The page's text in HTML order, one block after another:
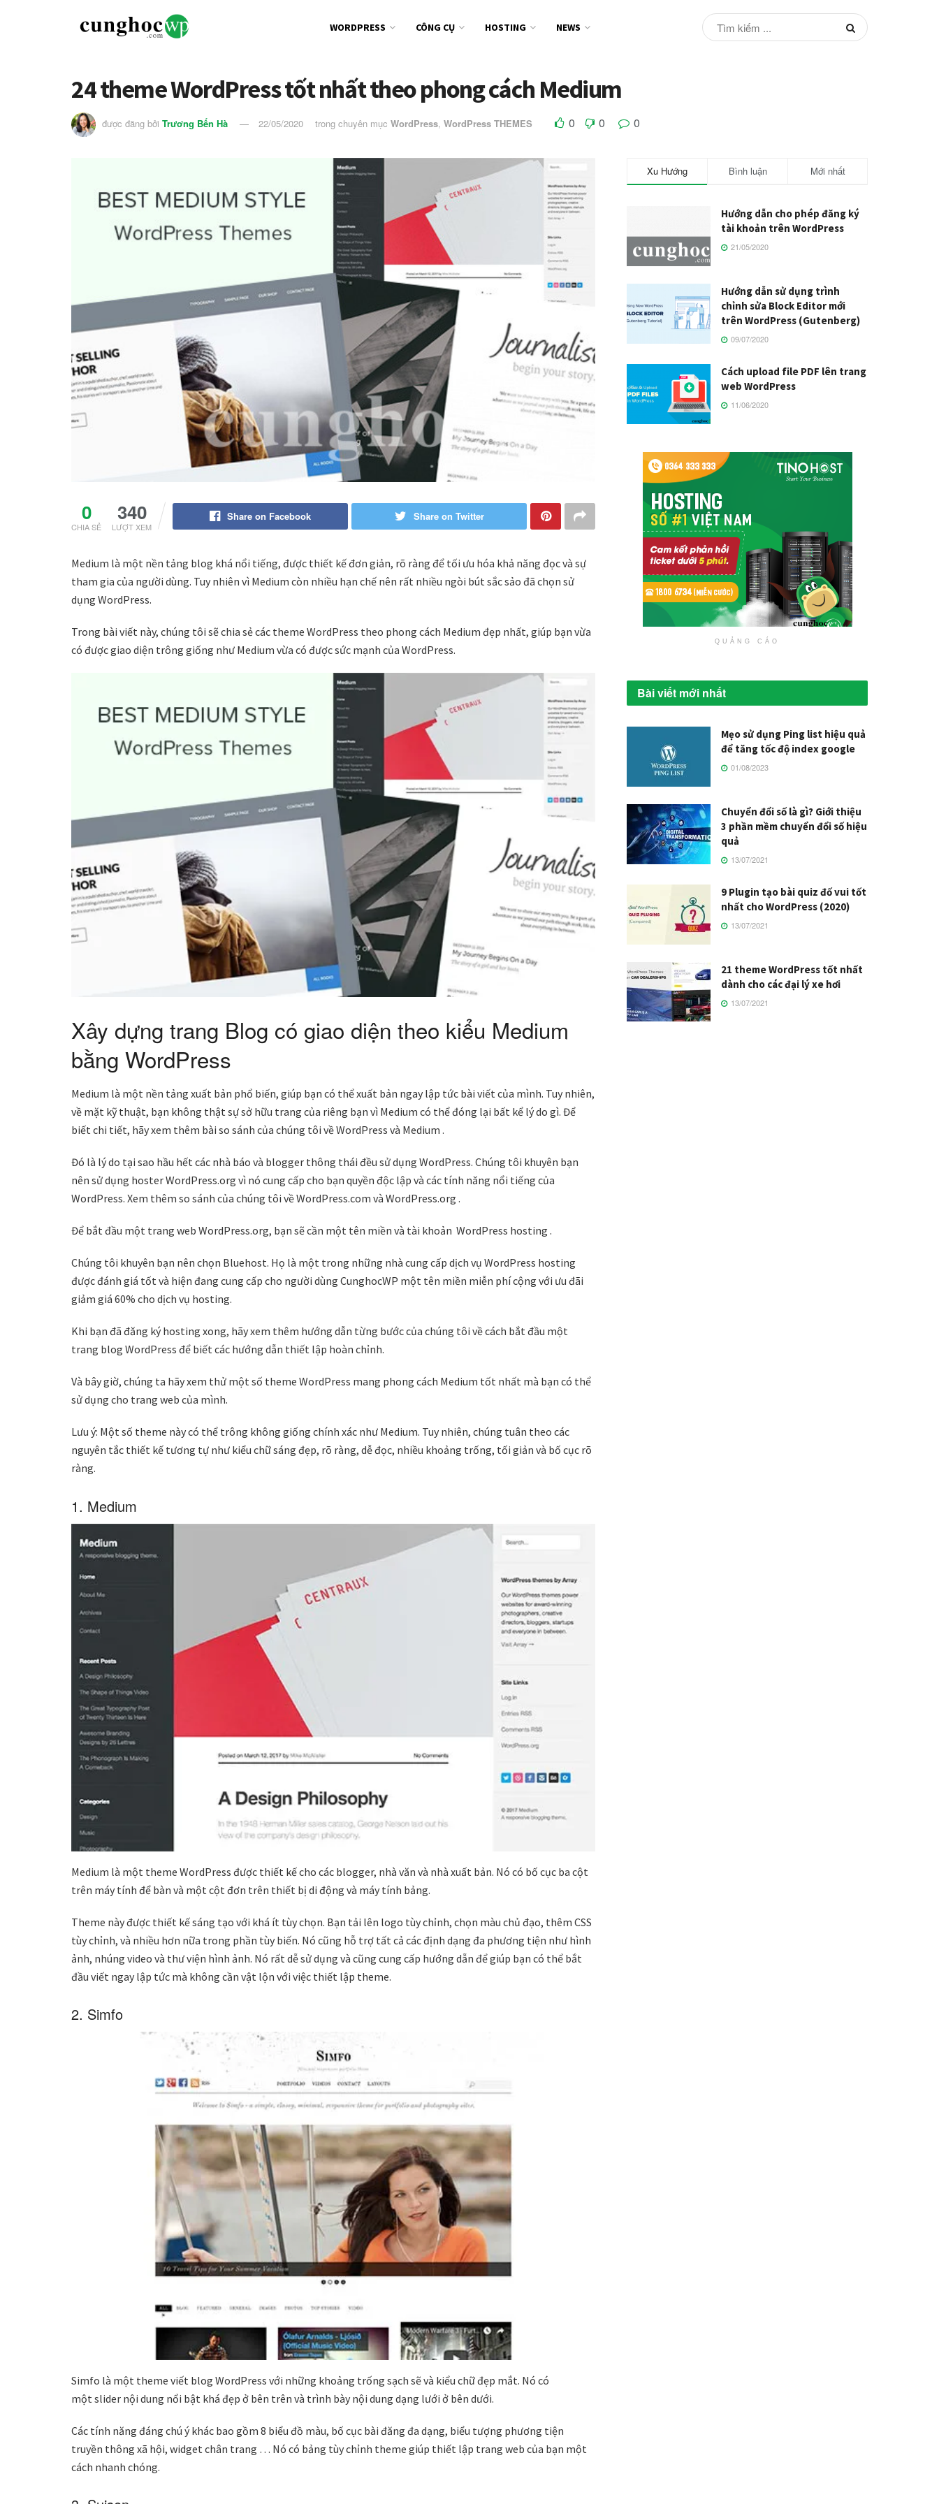
WORDPRESS CÔNG CỤ HOSTING NEWS
24 theme WordPress tốt nhất theo phong cách Medium
được đăng bởi Trương Bến Hà 22/05/2020 trong chuyên mục WordPress, WordPress THEMES 0 0 0
0
CHIA SẺ
340
LƯỢT XEM
Share on Facebook Share on Twitter
Medium là một nền tảng blog khá nổi tiếng, được thiết kế đơn giản, rõ ràng để tối ưu hóa khả năng đọc và sự
tham gia của người dùng. Tuy nhiên vì Medium còn nhiều hạn chế nên rất nhiều ngòi bút sắc sảo đã chọn sử
dụng WordPress.
Trong bài viết này, chúng tôi sẽ chia sẻ các theme WordPress theo phong cách Medium đẹp nhất, giúp bạn vừa
có được giao diện trông giống như Medium vừa có được sức mạnh của WordPress.
Xây dựng trang Blog có giao diện theo kiểu Medium
bằng WordPress
Medium là một nền tảng xuất bản phổ biến, giúp bạn có thể xuất bản ngay lập tức bài viết của mình. Tuy nhiên,
về mặt kỹ thuật, bạn không thật sự sở hữu trang của riêng bạn vì Medium có thể đóng lại bất kể lý do gì. Để
biết chi tiết, hãy xem thêm bài so sánh của chúng tôi về WordPress và Medium .
Đó là lý do tại sao hầu hết các nhà báo và blogger thông thái đều sử dụng WordPress. Chúng tôi khuyên bạn
nên sử dụng hoster WordPress.org vì nó cung cấp cho bạn quyền độc lập và các tính năng nổi tiếng của
WordPress. Xem thêm so sánh của chúng tôi về WordPress.com và WordPress.org .
Để bắt đầu một trang web WordPress.org, bạn sẽ cần một tên miền và tài khoản WordPress hosting .
Chúng tôi khuyên bạn nên chọn Bluehost. Họ là một trong những nhà cung cấp dịch vụ WordPress hosting
được đánh giá tốt và hiện đang cung cấp cho người dùng CunghocWP một tên miền miễn phí cộng với ưu đãi
giảm giá 60% cho dịch vụ hosting.
Khi bạn đã đăng ký hosting xong, hãy xem thêm hướng dẫn từng bước của chúng tôi về cách bắt đầu một
trang blog WordPress để biết các hướng dẫn thiết lập hoàn chỉnh.
Và bây giờ, chúng ta hãy xem thử một số theme WordPress mang phong cách Medium tốt nhất mà bạn có thể
sử dụng cho trang web của mình.
Lưu ý: Một số theme này có thể trông không giống chính xác như Medium. Tuy nhiên, chúng tuân theo các
nguyên tắc thiết kế tương tự như kiểu chữ sáng đẹp, rõ ràng, dễ đọc, nhiều khoảng trống, tối giản và bố cục rõ
ràng.
1. Medium
Medium là một theme WordPress được thiết kế cho các blogger, nhà văn và nhà xuất bản. Nó có bố cục ba cột
trên máy tính để bàn và một cột đơn trên thiết bị di động và máy tính bảng.
Theme này được thiết kế sáng tạo với khá ít tùy chọn. Bạn tải lên logo tùy chỉnh, chọn màu chủ đạo, thêm CSS
tùy chỉnh, và nhiều hơn nữa trong phần tùy biến. Nó cũng hỗ trợ tất cả các định dạng đa phương tiện như hình
ảnh, nhúng video và thư viện hình ảnh. Nó rất dễ sử dụng và cũng cung cấp hướng dẫn để giúp bạn có thể bắt
đầu viết ngay lập tức mà không cần vật lộn với việc thiết lập theme.
2. Simfo
Simfo là một theme viết blog WordPress với những khoảng trống sạch sẽ và kiểu chữ đẹp mắt. Nó có
một slider nội dung nổi bật khá đẹp ở bên trên và trình bày nội dung dạng lưới ở bên dưới.
Các tính năng đáng chú ý khác bao gồm 8 biểu đồ màu, bố cục bài đăng đa dạng, biểu tượng phương tiện
truyền thông xã hội, widget chân trang … Nó có bảng tùy chỉnh theme giúp thiết lập trang web của bạn một
cách nhanh chóng.
Xu Hướng Bình luận Mới nhất
Hướng dẫn cho phép đăng ký
tài khoản trên WordPress
21/05/2020
Hướng dẫn sử dụng trình
chỉnh sửa Block Editor mới
trên WordPress (Gutenberg)
09/07/2020
Cách upload file PDF lên trang
web WordPress
11/06/2020
QUẢNG CÁO
Bài viết mới nhất
Mẹo sử dụng Ping list hiệu quả
để tăng tốc độ index google
01/08/2023
Chuyển đổi số là gì? Giới thiệu
3 phần mềm chuyển đổi số hiệu
quả
13/07/2021
9 Plugin tạo bài quiz đố vui tốt
nhất cho WordPress (2020)
13/07/2021
21 theme WordPress tốt nhất
dành cho các đại lý xe hơi
13/07/2021